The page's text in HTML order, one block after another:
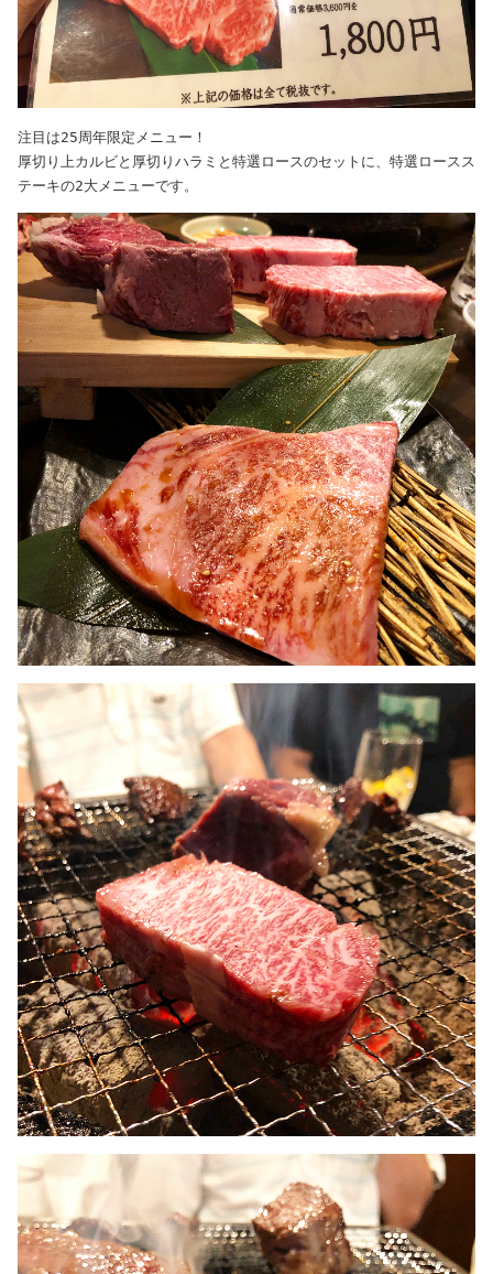
注目は25周年限定メニュー！
厚切り上カルビと厚切りハラミと特選ロースのセットに、特選ロースス
テーキの2大メニューです。